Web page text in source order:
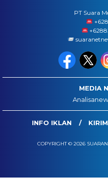
PT Suara
MEDIA
INFO IKLAN
COPYRIGHT © 2026